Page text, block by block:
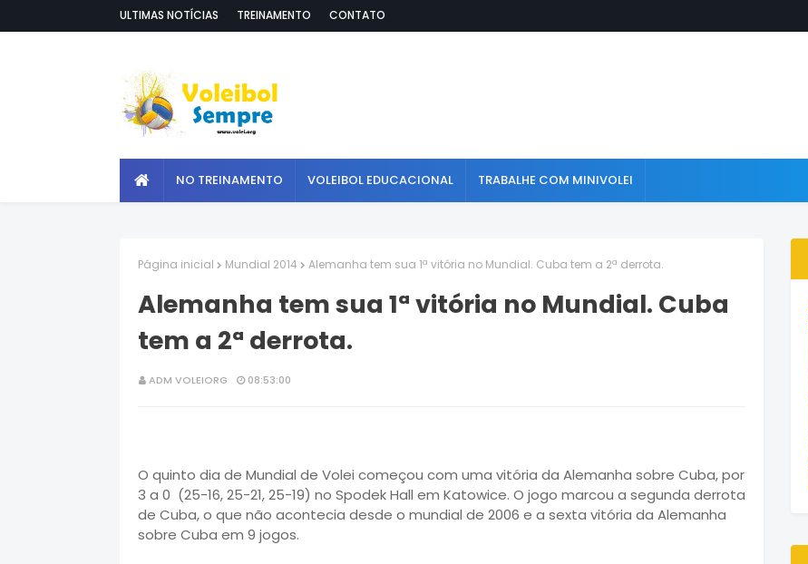
ULTIMAS NOTÍCIAS TREINAMENTO CONTATO
NO TREINAMENTO VOLEIBOL EDUCACIONAL TRABALHE COM MINIVOLEI
Página inicial Mundial 2014 Alemanha tem sua 1ª vitória no Mundial. Cuba tem a 2ª derrota.
Alemanha tem sua 1ª vitória no Mundial. Cuba
tem a 2ª derrota.
ADM VOLEIORG 08:53:00
O quinto dia de Mundial de Volei começou com uma vitória da Alemanha sobre Cuba, por
3 a 0 (25-16, 25-21, 25-19) no Spodek Hall em Katowice. O jogo marcou a segunda derrota
de Cuba, o que não acontecia desde o mundial de 2006 e a sexta vitória da Alemanha
sobre Cuba em 9 jogos.